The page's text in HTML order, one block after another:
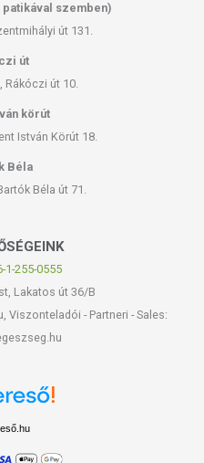
szemben)
út 131.
út
Rákóczi út 10.
körút
István Körút 18.
Béla
Béla út 71.
1-255-0555
Lakatos út 36/B
Viszonteladói - Partneri - Sales: